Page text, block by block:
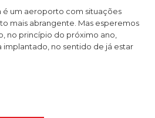
é um aeroporto com situações
mais abrangente. Mas esperemos
no princípio do próximo ano,
implantado, no sentido de já estar